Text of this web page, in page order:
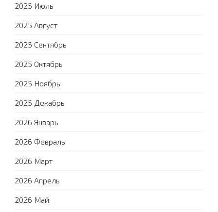
2025 Июль
2025 Август
2025 Сентябрь
2025 Октябрь
2025 Ноябрь
2025 Декабрь
2026 Январь
2026 Февраль
2026 Март
2026 Апрель
2026 Май